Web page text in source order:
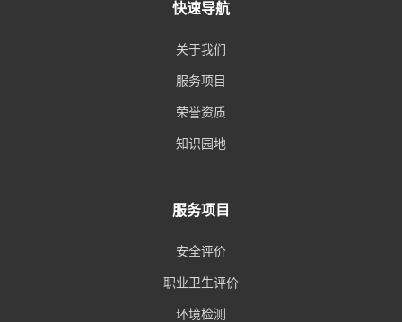
快速导航
关于我们
服务项目
荣誉资质
知识园地
服务项目
安全评价
职业卫生评价
环境检测